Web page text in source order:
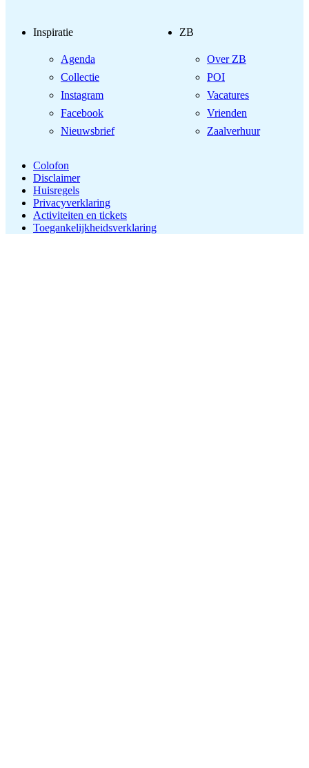
Inspiratie
Agenda
Collectie
Instagram
Facebook
Nieuwsbrief
ZB
Over ZB
POI
Vacatures
Vrienden
Zaalverhuur
Colofon
Disclaimer
Huisregels
Privacyverklaring
Activiteiten en tickets
Toegankelijkheidsverklaring